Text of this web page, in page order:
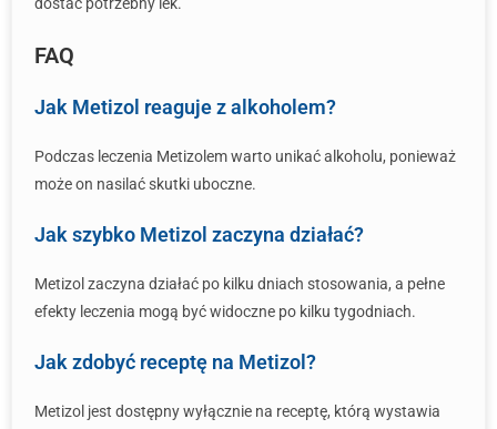
FAQ
Jak Metizol reaguje z alkoholem?
Podczas leczenia Metizolem warto unikać alkoholu, ponieważ
może on nasilać skutki uboczne.
Jak szybko Metizol zaczyna działać?
Metizol zaczyna działać po kilku dniach stosowania, a pełne
efekty leczenia mogą być widoczne po kilku tygodniach.
Jak zdobyć receptę na Metizol?
Metizol jest dostępny wyłącznie na receptę, którą wystawia